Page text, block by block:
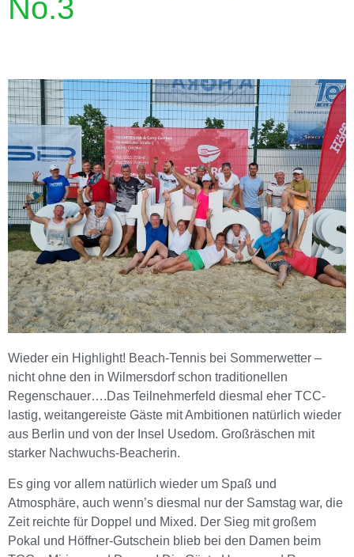
No.3
Wieder ein Highlight! Beach-Tennis bei Sommerwetter –
nicht ohne den in Wilmersdorf schon traditionellen
Regenschauer….Das Teilnehmerfeld diesmal eher TCC-
lastig, weitangereiste Gäste mit Ambitionen natürlich wieder
aus Berlin und von der Insel Usedom. Großräschen mit
starker Nachwuchs-Beacherin.
Es ging vor allem natürlich wieder um Spaß und
Atmosphäre, auch wenn’s diesmal nur der Samstag war, die
Zeit reichte für Doppel und Mixed. Der Sieg mit großem
Pokal und Höffner-Gutschein blieb bei den Damen beim